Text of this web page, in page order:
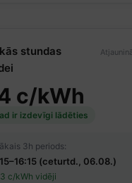
stundas
c/kWh
ir izdevīgi lādēties
3h periods:
(ceturtd., 06.08.)
c/kWh vidēji